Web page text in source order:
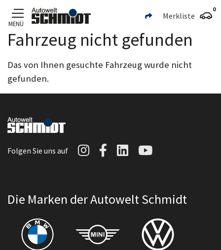
Zum Hauptinhalt
MENÜ
Merkliste
0
Fahrzeug nicht gefunden
Das von Ihnen gesuchte Fahrzeug wurde nicht
gefunden.
Folgen Sie uns auf Autowelt Schmidt auf
Autowelt Schmidt
AutoweltAutowelt
Die Marken der Autowelt Schmidt